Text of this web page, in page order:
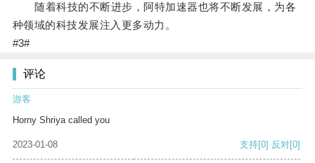
随着科技的不断进步，阿特加速器也将不断发展，为各
种领域的科技发展注入更多动力。
#3#
评论
游客
Horny Shriya called you
2023-01-08 支持[0] 反对[0]